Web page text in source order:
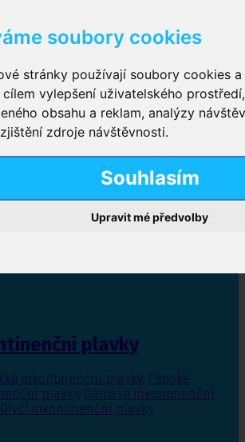
soubory cookies
stránky používají soubory cookies
cílem vylepšení uživatelského
obsahu a reklam, analýzy
zdroje návštěvnosti.
Souhlasím
Upravit mé předvolby
kalhotky
kalhotky navlékací,Plenkové kalhotky
,Inkontinenční kalhotky dámské
vložky
plavky
inkontinenční plavky, Pánské
plavky, Dámské inkontinenční
Dívčí inkontinenční plavky